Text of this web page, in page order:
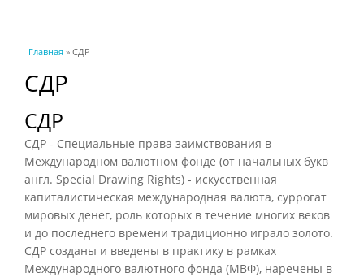
Вы здесь
Главная » СДР
СДР
СДР
СДР - Специальные права заимствования в
Международном валютном фонде (от начальных букв
англ. Special Drawing Rights) - искусственная
капиталистическая международная валюта, суррогат
мировых денег, роль которых в течение многих веков
и до последнего времени традиционно играло золото.
СДР созданы и введены в практику в рамках
Международного валютного фонда (МВФ), наречены в